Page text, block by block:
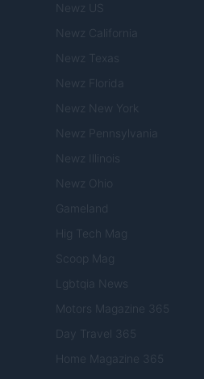
Newz US
Newz California
Newz Texas
Newz Florida
Newz New York
Newz Pennsylvania
Newz Illinois
Newz Ohio
Gameland
Hig Tech Mag
Scoop Mag
Lgbtqia News
Motors Magazine 365
Day Travel 365
Home Magazine 365